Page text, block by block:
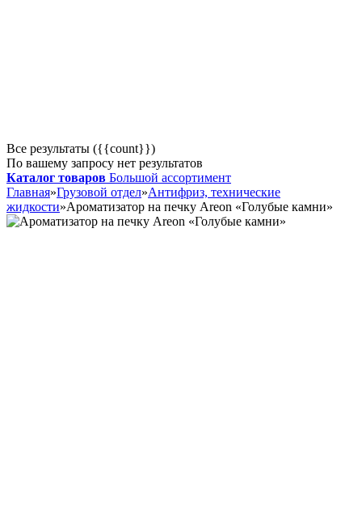
Все результаты ({{count}})
По вашему запросу нет результатов
Каталог товаров Большой ассортимент
Главная»Грузовой отдел»Антифриз, технические
жидкости»Ароматизатор на печку Areon «Голубые камни»